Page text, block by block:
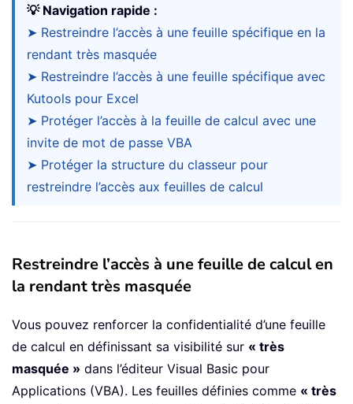
💡 Navigation rapide :
➤ Restreindre l’accès à une feuille spécifique en la
rendant très masquée
➤ Restreindre l’accès à une feuille spécifique avec
Kutools pour Excel
➤ Protéger l’accès à la feuille de calcul avec une
invite de mot de passe VBA
➤ Protéger la structure du classeur pour
restreindre l’accès aux feuilles de calcul
Restreindre l’accès à une feuille de calcul en
la rendant très masquée
Vous pouvez renforcer la confidentialité d’une feuille
de calcul en définissant sa visibilité sur « très
masquée » dans l’éditeur Visual Basic pour
Applications (VBA). Les feuilles définies comme « très